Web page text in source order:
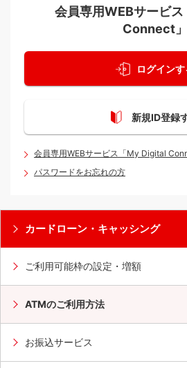
会員専用WEBサービ
Connect」
ログインす
新規ID登録
会員専用WEBサービス「My Digital
パスワードをお忘れの方
カードローン・キャッシング
ご利用可能枠の設定・増額
ATMのご利用方法
お振込サービス